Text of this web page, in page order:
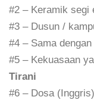
#2 – Keramik segi
#3 – Dusun /
#4 – Sama
#5 – Kekuasaan
Tirani
#6 – Dosa